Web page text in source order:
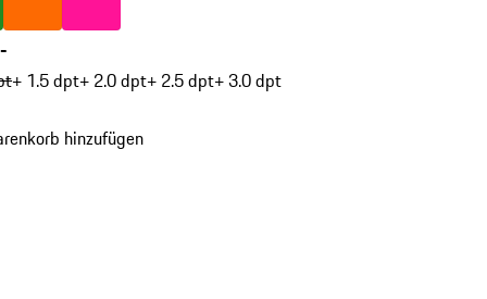
-
+ 1.5 dpt+ 2.0 dpt+ 2.5 dpt+ 3.0 dpt
hinzufügen